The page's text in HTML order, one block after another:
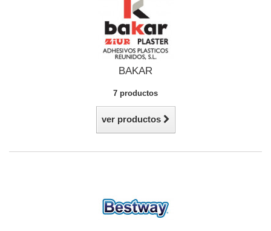
BAKAR
7 productos
ver productos